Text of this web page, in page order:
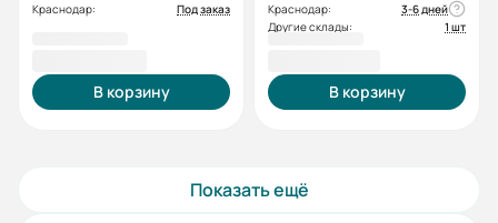
Краснодар: Под заказ
В корзину
Краснодар:
3-6 дней
Другие склады:
1 шт
В корзину
Показать ещё